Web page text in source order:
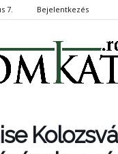
7. Bejelentkezés